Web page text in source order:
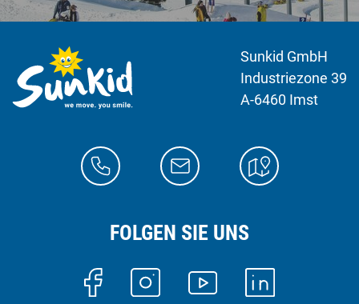
Sunkid GmbH
Industriezone 39
A-6460 Imst
FOLGEN SIE UNS